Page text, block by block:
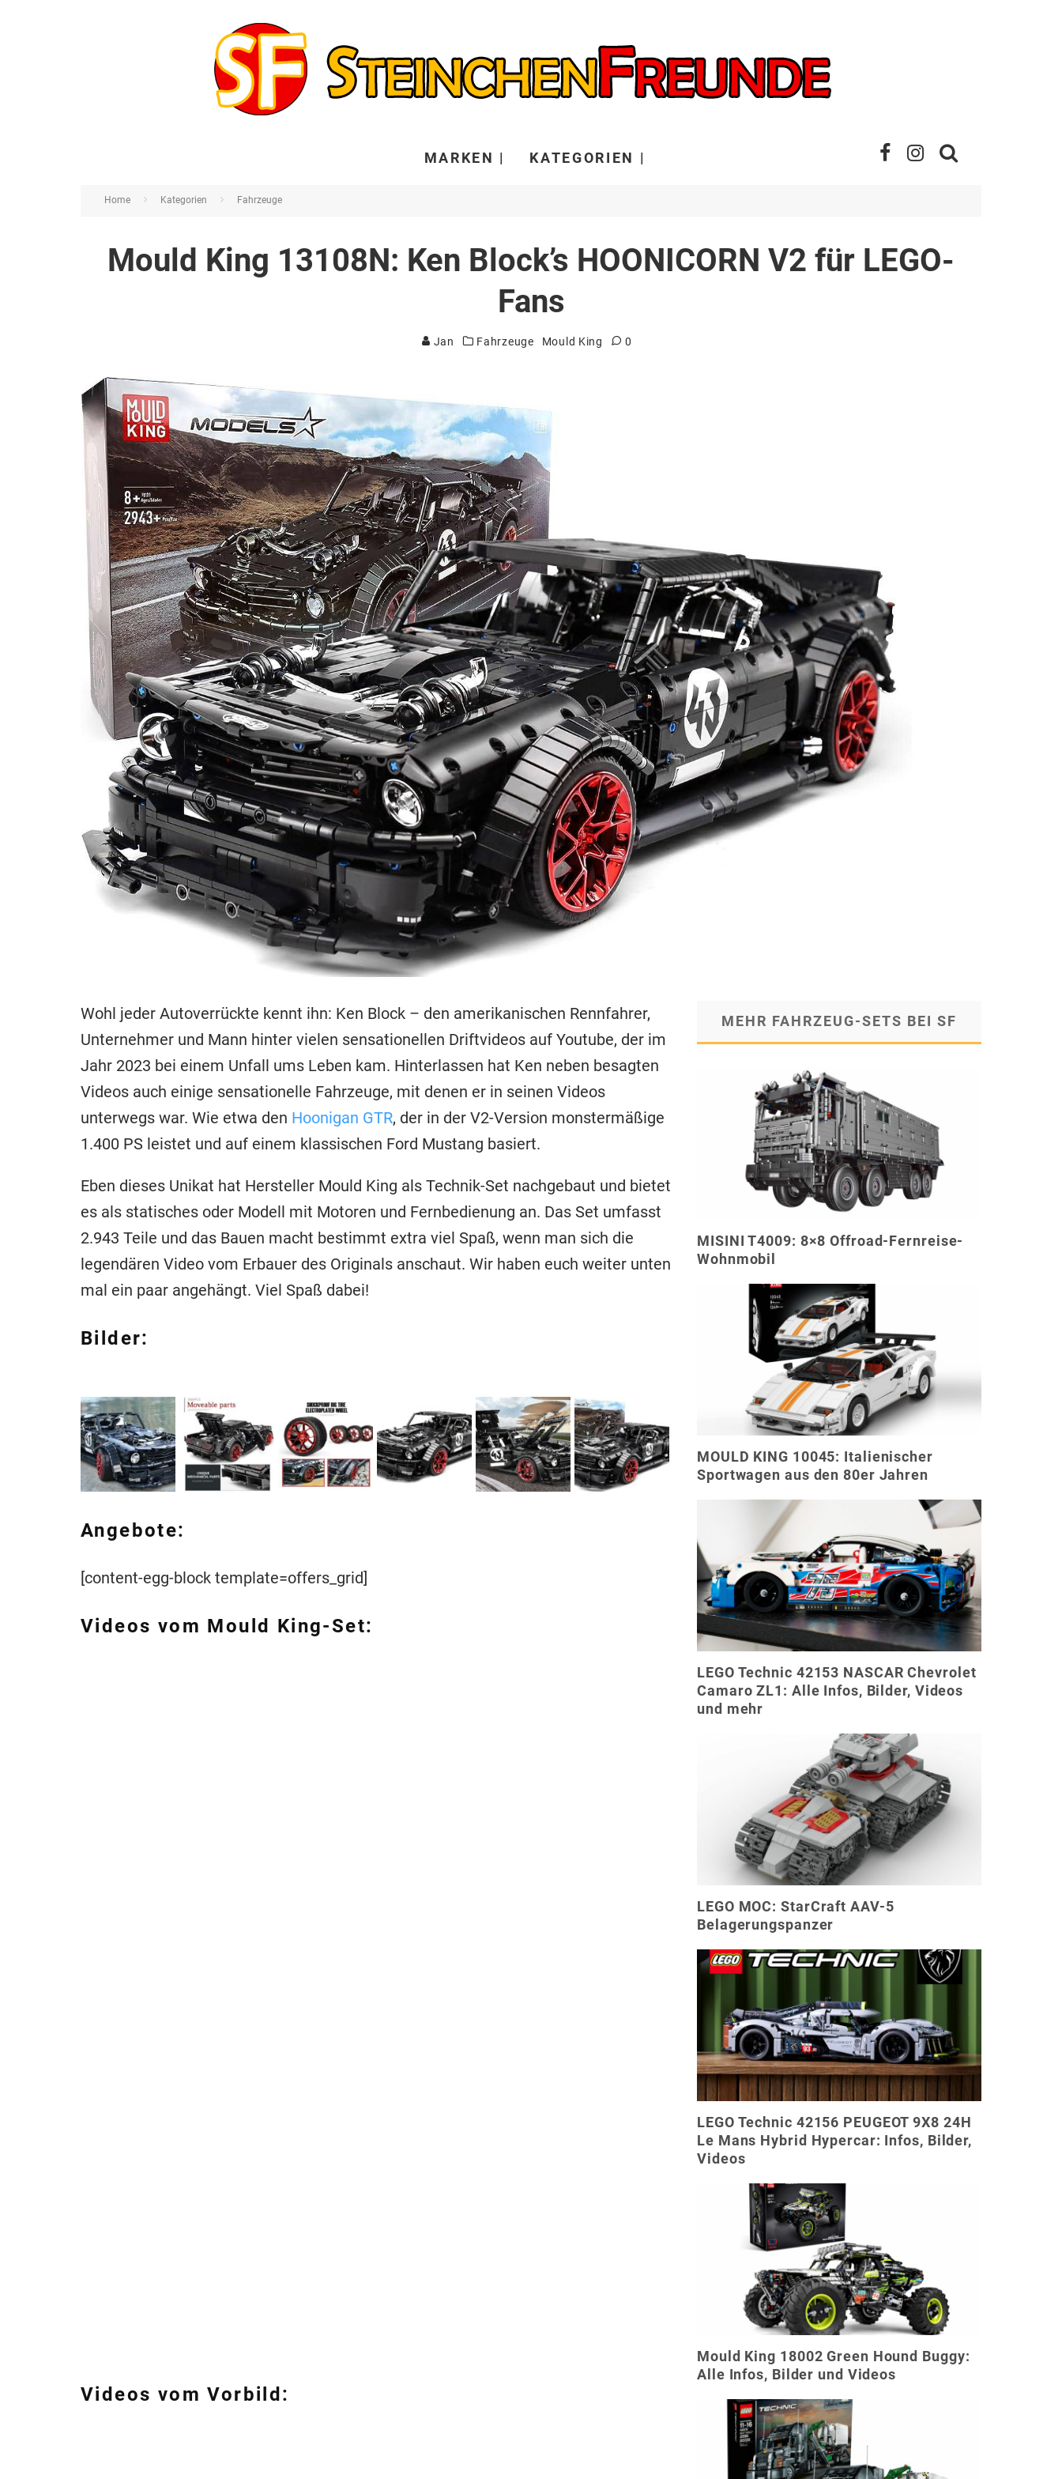
MARKEN | KATEGORIEN |
Home Kategorien Fahrzeuge
Mould King 13108N: Ken Block’s HOONICORN V2 für LEGO-
Fans
Jan Fahrzeuge Mould King 0
Wohl jeder Autoverrückte kennt ihn: Ken Block – den amerikanischen Rennfahrer,
Unternehmer und Mann hinter vielen sensationellen Driftvideos auf Youtube, der im
Jahr 2023 bei einem Unfall ums Leben kam. Hinterlassen hat Ken neben besagten
Videos auch einige sensationelle Fahrzeuge, mit denen er in seinen Videos
unterwegs war. Wie etwa den Hoonigan GTR, der in der V2-Version monstermäßige
1.400 PS leistet und auf einem klassischen Ford Mustang basiert.
Eben dieses Unikat hat Hersteller Mould King als Technik-Set nachgebaut und bietet
es als statisches oder Modell mit Motoren und Fernbedienung an. Das Set umfasst
2.943 Teile und das Bauen macht bestimmt extra viel Spaß, wenn man sich die
legendären Video vom Erbauer des Originals anschaut. Wir haben euch weiter unten
mal ein paar angehängt. Viel Spaß dabei!
Bilder:
Angebote:
[content-egg-block template=offers_grid]
Videos vom Mould King-Set:
Videos vom Vorbild:
MEHR FAHRZEUG-SETS BEI SF
MISINI T4009: 8×8 Offroad-Fernreise-
Wohnmobil
MOULD KING 10045: Italienischer
Sportwagen aus den 80er Jahren
LEGO Technic 42153 NASCAR Chevrolet
Camaro ZL1: Alle Infos, Bilder, Videos
und mehr
LEGO MOC: StarCraft AAV-5
Belagerungspanzer
LEGO Technic 42156 PEUGEOT 9X8 24H
Le Mans Hybrid Hypercar: Infos, Bilder,
Videos
Mould King 18002 Green Hound Buggy:
Alle Infos, Bilder und Videos